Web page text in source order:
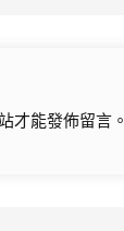
才能發佈留言。